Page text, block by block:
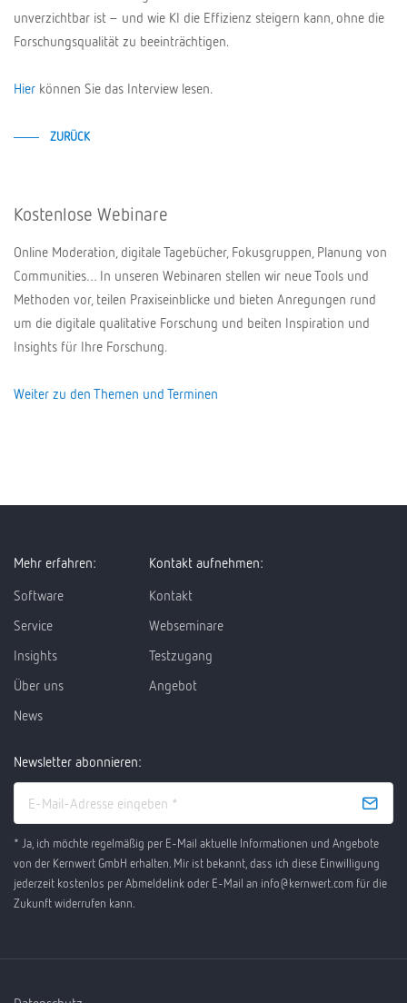
unverzichtbar ist – und wie KI die Effizienz steigern kann, ohne die
Forschungsqualität zu beeinträchtigen.
Hier können Sie das Interview lesen.
ZURÜCK
Kostenlose Webinare
Online Moderation, digitale Tagebücher, Fokusgruppen, Planung von
Communities… In unseren Webinaren stellen wir neue Tools und
Methoden vor, teilen Praxiseinblicke und bieten Anregungen rund
um die digitale qualitative Forschung und beiten Inspiration und
Insights für Ihre Forschung.
Weiter zu den Themen und Terminen
Mehr erfahren:
Software
Service
Insights
Über uns
News
Kontakt aufnehmen:
Kontakt
Webseminare
Testzugang
Angebot
Newsletter abonnieren:
* Ja, ich möchte regelmäßig per E-Mail aktuelle Informationen und Angebote
von der Kernwert GmbH erhalten. Mir ist bekannt, dass ich diese Einwilligung
jederzeit kostenlos per Abmeldelink oder E-Mail an info@kernwert.com für die
Zukunft widerrufen kann.